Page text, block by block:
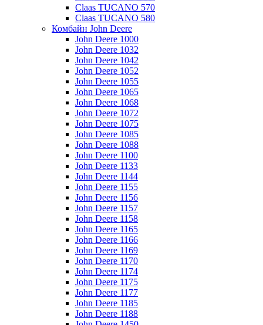
Claas TUCANO 570
Claas TUCANO 580
Комбайн John Deere
John Deere 1000
John Deere 1032
John Deere 1042
John Deere 1052
John Deere 1055
John Deere 1065
John Deere 1068
John Deere 1072
John Deere 1075
John Deere 1085
John Deere 1088
John Deere 1100
John Deere 1133
John Deere 1144
John Deere 1155
John Deere 1156
John Deere 1157
John Deere 1158
John Deere 1165
John Deere 1166
John Deere 1169
John Deere 1170
John Deere 1174
John Deere 1175
John Deere 1177
John Deere 1185
John Deere 1188